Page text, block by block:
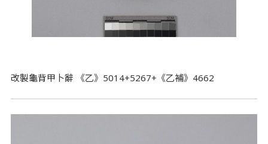
改製龜背甲卜辭 《乙》5014+5267+《乙補》4662